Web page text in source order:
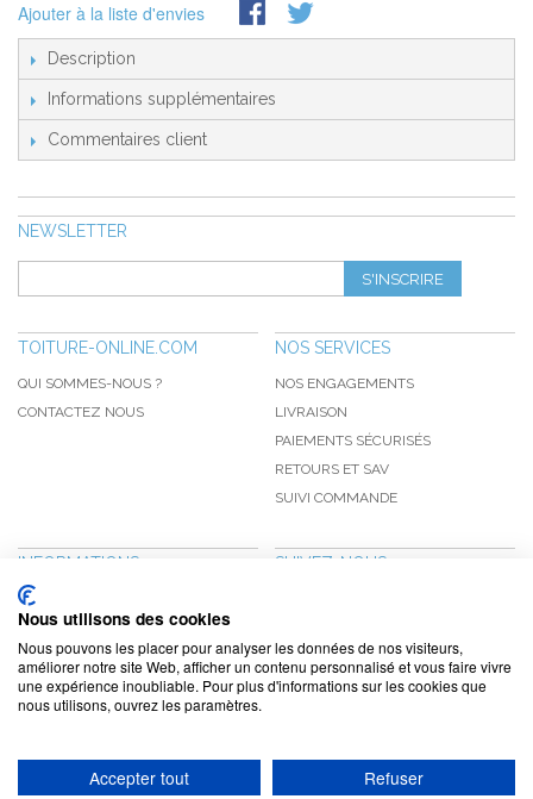
Ajouter à la liste d'envies
Description
Informations supplémentaires
Commentaires client
NEWSLETTER
S'INSCRIRE
TOITURE-ONLINE.COM
QUI SOMMES-NOUS ?
CONTACTEZ NOUS
NOS SERVICES
NOS ENGAGEMENTS
LIVRAISON
PAIEMENTS SÉCURISÉS
RETOURS ET SAV
SUIVI COMMANDE
INFORMATIONS
NOUVEAUTÉS
PROMOTIONS
CGV
CONFIDENTIALITÉ
MENTIONS LÉGALES
SUIVEZ-NOUS
NOTRE BLOG
Nous utilisons des cookies
Nous pouvons les placer pour analyser les données de nos visiteurs,
améliorer notre site Web, afficher un contenu personnalisé et vous faire vivre
une expérience inoubliable. Pour plus d'informations sur les cookies que
nous utilisons, ouvrez les paramètres.
Accepter tout Refuser